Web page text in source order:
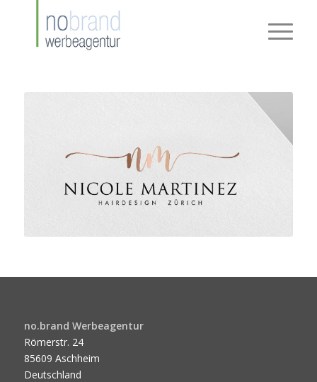
no.brand Werbeagentur
Römerstr. 24
85609 Aschheim
Deutschland